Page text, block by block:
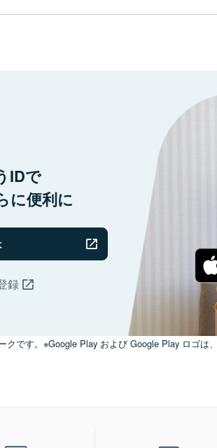
IDで
に便利に
録
です。※Google Play および Google Play ロゴは